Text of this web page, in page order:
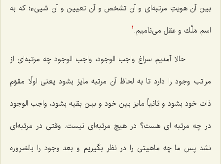
بین آن هویتِ مرتبه‌اى و آن تشخص و آن تعیین و آن شیى‌ء؛ كه به
اسم مَلَّك و عقل مى‌نامیم. 1
حالا آمدیم سراغ واجب الوجود، واجب الوجود چه مرتبه‌اى از
مراتب وجود را دارد تا به لحاظ آن مرتبه مایز بشود یعنى اولًا مقوّم
ذات خود بشود و ثانیاً مایز بین خود و بین بقیه بشود، واجب الوجود
در چه مرتبه اى هست؟ در هیچ مرتبه‌اى نیست. وقتى در مرتبه‌اى
نشد پس ما چه ماهیتى را در نظر بگیریم و بعد وجود را بالضروره